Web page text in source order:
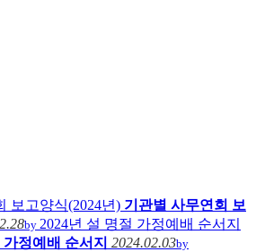
보고양식(2024년) 기관별 사무연회 보
by 2024년 설 명절 가정예배 순서지
정예배 순서지 2024.02.03by